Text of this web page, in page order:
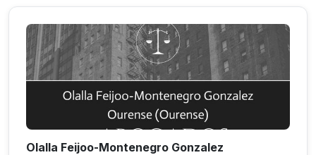
Olalla Feijoo-Montenegro Gonzalez